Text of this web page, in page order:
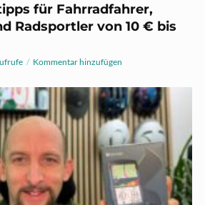
für Fahrradfahrer,
Radsportler von 10 € bis
Kommentar hinzufügen